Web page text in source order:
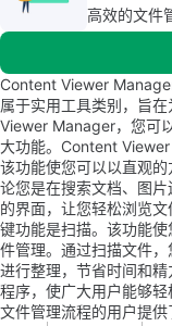
高效的文件
Content Viewer
属于实用工具类别，旨
Viewer Manager，您可
大功能。Content Viewer
该功能使您可以以直观
论您是在搜索文档、图
的界面，让您轻松浏览
键功能是扫描。该功能
件管理。通过扫描文件
进行整理，节省时间和
程序，使广大用户能够
文件管理流程的用户提供